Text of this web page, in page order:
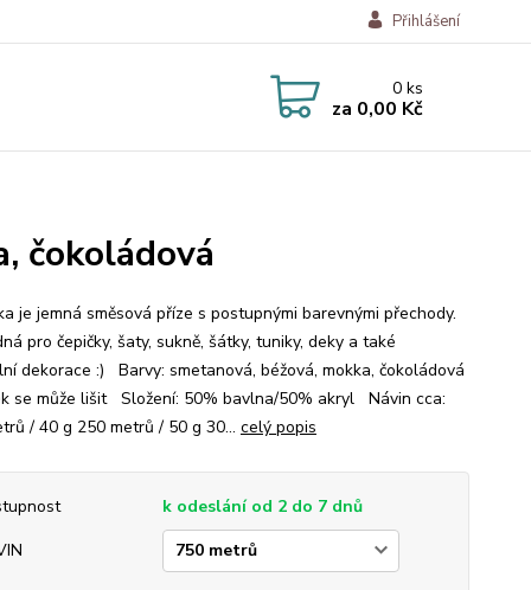
Přihlášení
0ks
za 0,00 Kč
čokoládová
je jemná směsová příze s postupnými barevnými přechody.
pro čepičky, šaty, sukně, šátky, tuniky, deky a také
dekorace :) Barvy: smetanová, béžová, mokka, čokoládová
se může lišit Složení: 50% bavlna/50% akryl Návin cca:
/ 40 g 250 metrů / 50 g 30... celý popis
k odeslání od 2 do 7 dnů